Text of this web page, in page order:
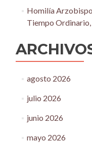
Homilía
Tiempo
agosto 2026
julio 2026
junio 2026
mayo 2026